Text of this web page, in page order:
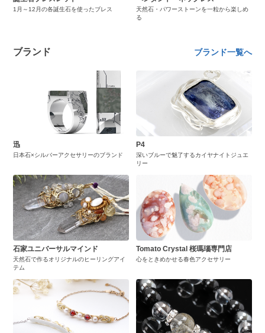
1月～12月の各誕生石を使ったブレス
天然石・パワーストーンを一粒から楽しめ
る
ブランド ブランド一覧へ
迅
日本石×シルバーアクセサリーのブランド
P4
深いブルーで魅了するカイヤナイトジュエ
リー
石家ユニバーサルマインド
天然石で作るオリジナルのヒーリングアイ
テム
Tomato Crystal 桜瑪瑙専門店
心をときめかせる春色アクセサリー